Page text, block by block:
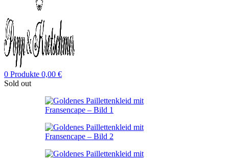
0 Produkte 0,00 €
Sold out